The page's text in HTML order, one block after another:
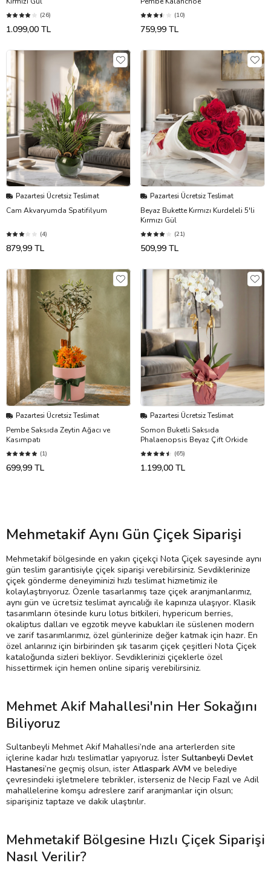
(26)
1.099,00 TL
(10)
759,99 TL
Pazartesi Ücretsiz Teslimat
Cam Akvaryumda Spatifilyum
(4)
879,99 TL
Pazartesi Ücretsiz Teslimat
Beyaz Bukette Kırmızı Kurdeleli 5'li
Kırmızı Gül
(21)
509,99 TL
Pazartesi Ücretsiz Teslimat
Pembe Saksıda Zeytin Ağacı ve
Kasımpatı
(1)
699,99 TL
Pazartesi Ücretsiz Teslimat
Somon Buketli Saksıda
Phalaenopsis Beyaz Çift Orkide
(65)
1.199,00 TL
Mehmetakif Aynı Gün Çiçek Siparişi
Mehmetakif bölgesinde en yakın çiçekçi Nota Çiçek sayesinde aynı
gün teslim garantisiyle çiçek siparişi verebilirsiniz. Sevdiklerinize
çiçek gönderme deneyiminizi hızlı teslimat hizmetimiz ile
kolaylaştırıyoruz. Özenle tasarlanmış taze çiçek aranjmanlarımız,
aynı gün ve ücretsiz teslimat ayrıcalığı ile kapınıza ulaşıyor. Klasik
tasarımların ötesinde kuru lotus bitkileri, hypericum berries,
okaliptus dalları ve egzotik meyve kabukları ile süslenen modern
ve zarif tasarımlarımız, özel günlerinize değer katmak için hazır. En
özel anlarınız için birbirinden şık tasarım çiçek çeşitleri Nota Çiçek
kataloğunda sizleri bekliyor. Sevdiklerinizi çiçeklerle özel
hissettirmek için hemen online sipariş verebilirsiniz.
Mehmet Akif Mahallesi'nin Her Sokağını
Biliyoruz
Sultanbeyli Mehmet Akif Mahallesi’nde ana arterlerden site
içlerine kadar hızlı teslimatlar yapıyoruz. İster Sultanbeyli Devlet
Hastanesi’ne geçmiş olsun, ister Atlaspark AVM ve belediye
çevresindeki işletmelere tebrikler, isterseniz de Necip Fazıl ve Adil
mahallelerine komşu adreslere zarif aranjmanlar için olsun;
siparişiniz taptaze ve dakik ulaştırılır.
Mehmetakif Bölgesine Hızlı Çiçek Siparişi
Nasıl Verilir?